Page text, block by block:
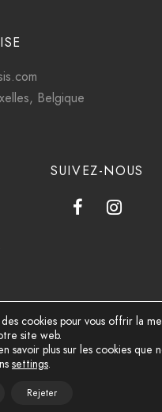
Belgique
SUIVEZ-NOUS
Politique de
des cookies pour vous offrir la
site web.
savoir plus sur les cookies que
settings.
Rejeter